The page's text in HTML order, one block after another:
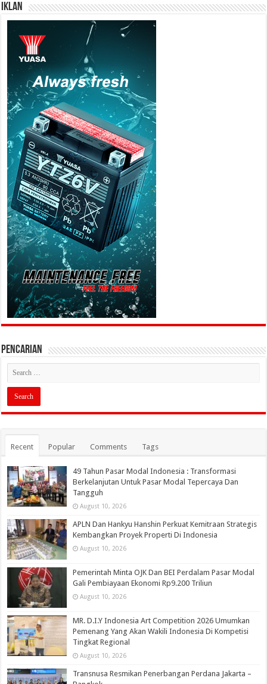
IKLAN
PENCARIAN
Recent Popular Comments Tags
49 Tahun Pasar Modal Indonesia : Transformasi
Berkelanjutan Untuk Pasar Modal Tepercaya Dan
Tangguh
August 10, 2026
APLN Dan Hankyu Hanshin Perkuat Kemitraan Strategis
Kembangkan Proyek Properti Di Indonesia
August 10, 2026
Pemerintah Minta OJK Dan BEI Perdalam Pasar Modal
Gali Pembiayaan Ekonomi Rp9.200 Triliun
August 10, 2026
MR. D.I.Y Indonesia Art Competition 2026 Umumkan
Pemenang Yang Akan Wakili Indonesia Di Kompetisi
Tingkat Regional
August 10, 2026
Transnusa Resmikan Penerbangan Perdana Jakarta –